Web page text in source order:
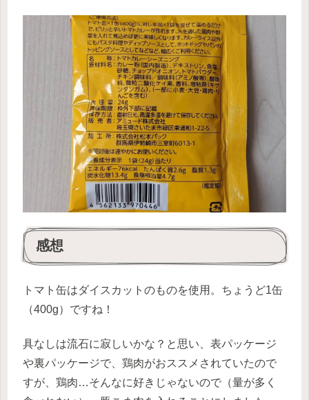
感想
トマト缶はダイスカットのものを使用。ちょうど1缶
（400g）ですね！
具なしは流石に寂しいかな？と思い、表パッケージ
や裏パッケージで、鶏肉がおススメされていたので
すが、鶏肉…そんなに好きじゃないので（量が多く